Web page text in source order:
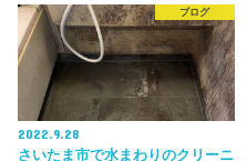
ブログ
2022.9.28
さいたま市で水まわりのクリーニ